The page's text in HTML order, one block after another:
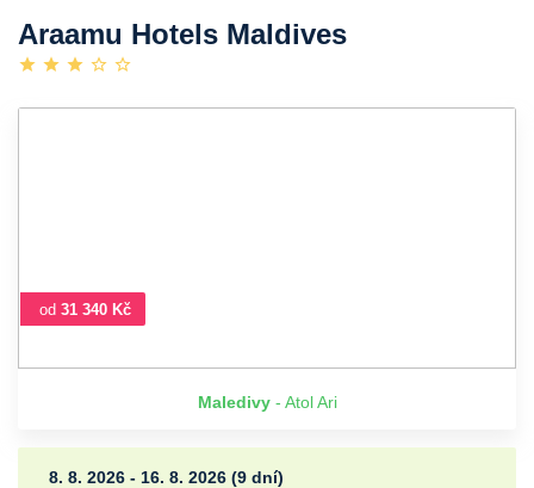
Araamu Hotels Maldives
od 31 340 Kč
Maledivy- Atol Ari
8. 8. 2026 - 16. 8. 2026 (9 dní)